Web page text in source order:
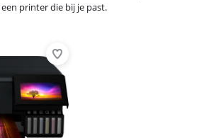
printer die bij je past.